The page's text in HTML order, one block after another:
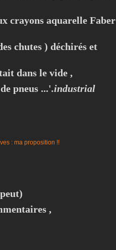
crayons aquarelle Faber
chutes ) déchirés et
dans le vide ,
pneus ...'.industrial
,